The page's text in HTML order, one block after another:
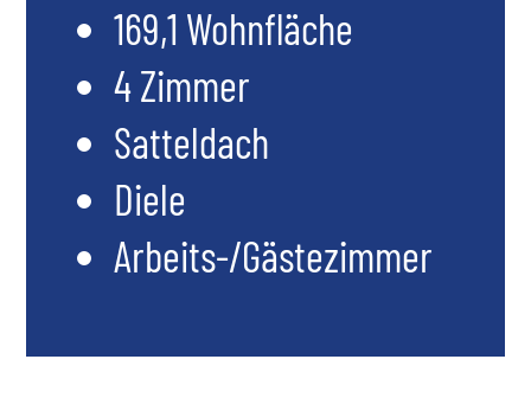
169,1 Wohnfläche
4 Zimmer
Satteldach
Diele
Arbeits-/Gästezimmer